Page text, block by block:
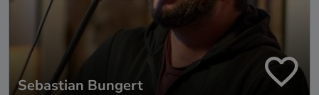
Sebastian Bungert